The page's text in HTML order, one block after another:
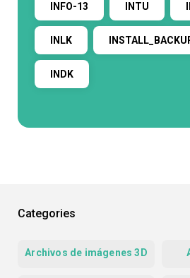
INFO-13 INTU
INLK
INDK
Categories
Archivos de imágenes 3D